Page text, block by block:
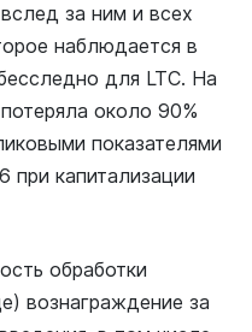
за ним и всех
наблюдается в
для LTC. На
около 90%
показателями
при капитализации
обработки
вознаграждение за